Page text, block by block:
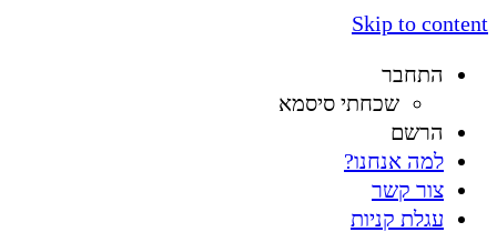
Skip to content
התחבר
שכחתי סיסמא
הרשם
למה אנחנו?
צור קשר
עגלת קניות